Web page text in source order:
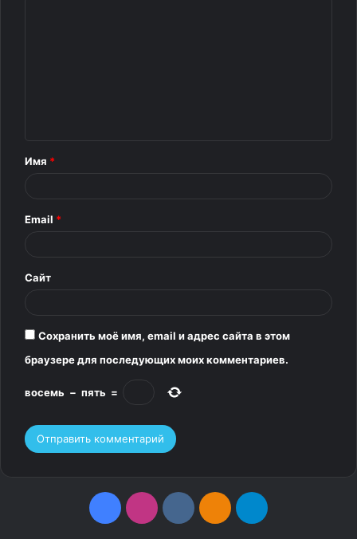
и
*
Имя *
Email *
Сайт
Сохранить моё имя, email и адрес сайта в этом
браузере для последующих моих комментариев.
восемь − пять =
F
v
О
T